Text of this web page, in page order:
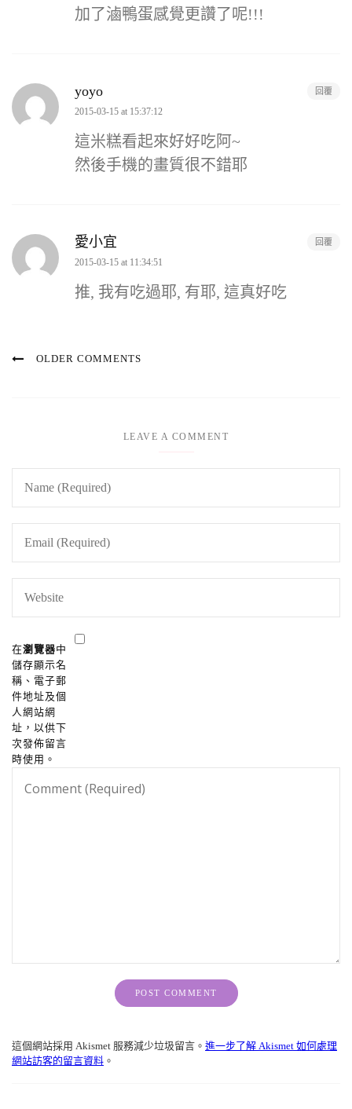
加了滷鴨蛋感覺更讚了呢!!!
yoyo
2015-03-15 at 15:37:12
這米糕看起來好好吃阿~
然後手機的畫質很不錯耶
回覆
愛小宜
2015-03-15 at 11:34:51
推, 我有吃過耶, 有耶, 這真好吃
回覆
OLDER COMMENTS
LEAVE A COMMENT
在瀏覽器中
儲存顯示名
稱、電子郵
件地址及個
人網站網
址，以供下
次發佈留言
時使用。
這個網站採用 Akismet 服務減少垃圾留言。 進一步了解 Akismet 如何處理
網站訪客的留言資料 。